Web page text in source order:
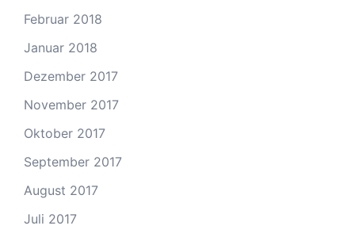
Februar 2018
Januar 2018
Dezember 2017
November 2017
Oktober 2017
September 2017
August 2017
Juli 2017